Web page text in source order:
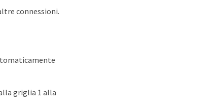
connessioni.
griglia 1 alla